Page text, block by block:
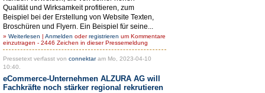
Qualität und Wirksamkeit profitieren, zum
Beispiel bei der Erstellung von Website Texten,
Broschüren und Flyern. Ein Beispiel für seine...
» Weiterlesen | Anmelden oderregistrieren um Kommentare
einzutragen - 2446 Zeichen in dieser Pressemeldung
Pressetext verfasst von connektaram Mo, 2023-04-10
10:40.
eCommerce-Unternehmen ALZURA AG will
Fachkräfte noch stärker regional rekrutieren